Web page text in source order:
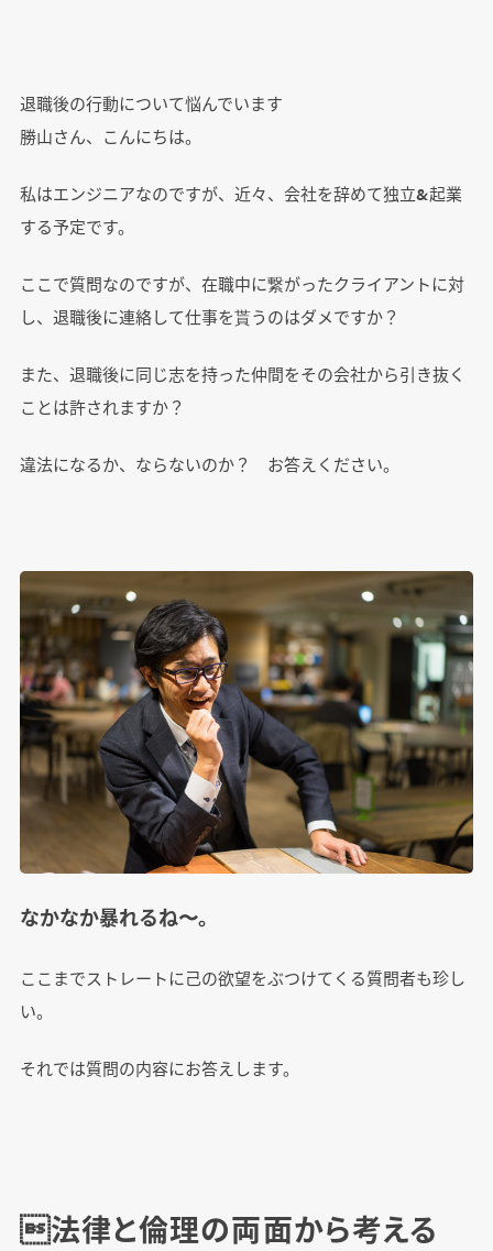
退職後の行動について悩んでいます
勝山さん、こんにちは。
私はエンジニアなのですが、近々、会社を辞めて独立&起業
する予定です。
ここで質問なのですが、在職中に繋がったクライアントに対
し、退職後に連絡して仕事を貰うのはダメですか？
また、退職後に同じ志を持った仲間をその会社から引き抜く
ことは許されますか？
違法になるか、ならないのか？ お答えください。
なかなか暴れるね〜。
ここまでストレートに己の欲望をぶつけてくる質問者も珍し
い。
それでは質問の内容にお答えします。
法律と倫理の両面から考える